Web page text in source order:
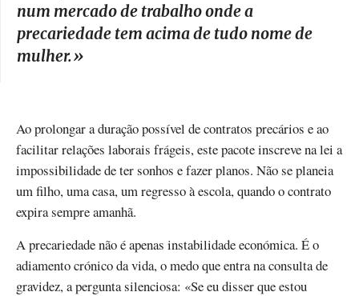
num mercado de trabalho onde a
precariedade tem acima de tudo nome de
mulher.»
Ao prolongar a duração possível de contratos precários e ao
facilitar relações laborais frágeis, este pacote inscreve na lei a
impossibilidade de ter sonhos e fazer planos. Não se planeia
um filho, uma casa, um regresso à escola, quando o contrato
expira sempre amanhã.
A precariedade não é apenas instabilidade económica. É o
adiamento crónico da vida, o medo que entra na consulta de
gravidez, a pergunta silenciosa: «Se eu disser que estou